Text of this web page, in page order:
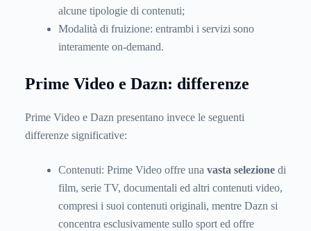
alcune tipologie di contenuti;
Modalità di fruizione: entrambi i servizi sono
interamente on-demand.
Prime Video e Dazn: differenze
Prime Video e Dazn presentano invece le seguenti
differenze significative:
Contenuti: Prime Video offre una vasta selezione di
film, serie TV, documentali ed altri contenuti video,
compresi i suoi contenuti originali, mentre Dazn si
concentra esclusivamente sullo sport ed offre